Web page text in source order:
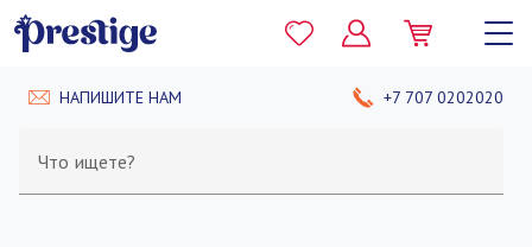
НАПИШИТЕ НАМ +7 707 0202020
Что ищете?